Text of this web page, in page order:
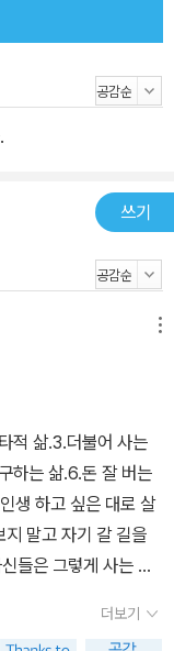
데 인간이란 그리 쉽
서 ‘망치’가 필요함을
야 사람, 특히 성공을
다. 다음은 개
사변형 사고, 해체
성하려면 해체적 사고
서는 디자인 사고가
명성을 얻은 사람들이
중심가치가 바뀌는
한다. 끝으로
하여 예시하고 있다.
영역의 담론으로 등장
으며 더 나아가 국가
그러면서 개념설계를
다. 지금 우리
도성장기의 성장모
을 부르짖고 있지만
쓰기
적 삶.3.더불어 사는
하는 삶.6.돈 잘 버는
생 하고 싶은 대로 살
은 자신을 아끼자!토
더보기